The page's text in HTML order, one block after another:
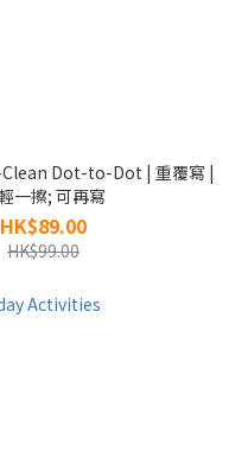
Dot-to-Dot | 重覆寫 |
一擦; 可再寫
HK$89.00
HK$99.00